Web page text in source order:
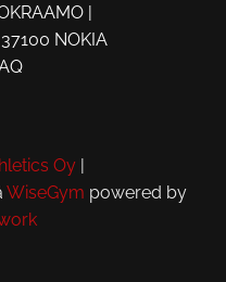
|
NOKIA
Oy|
WiseGym powered by